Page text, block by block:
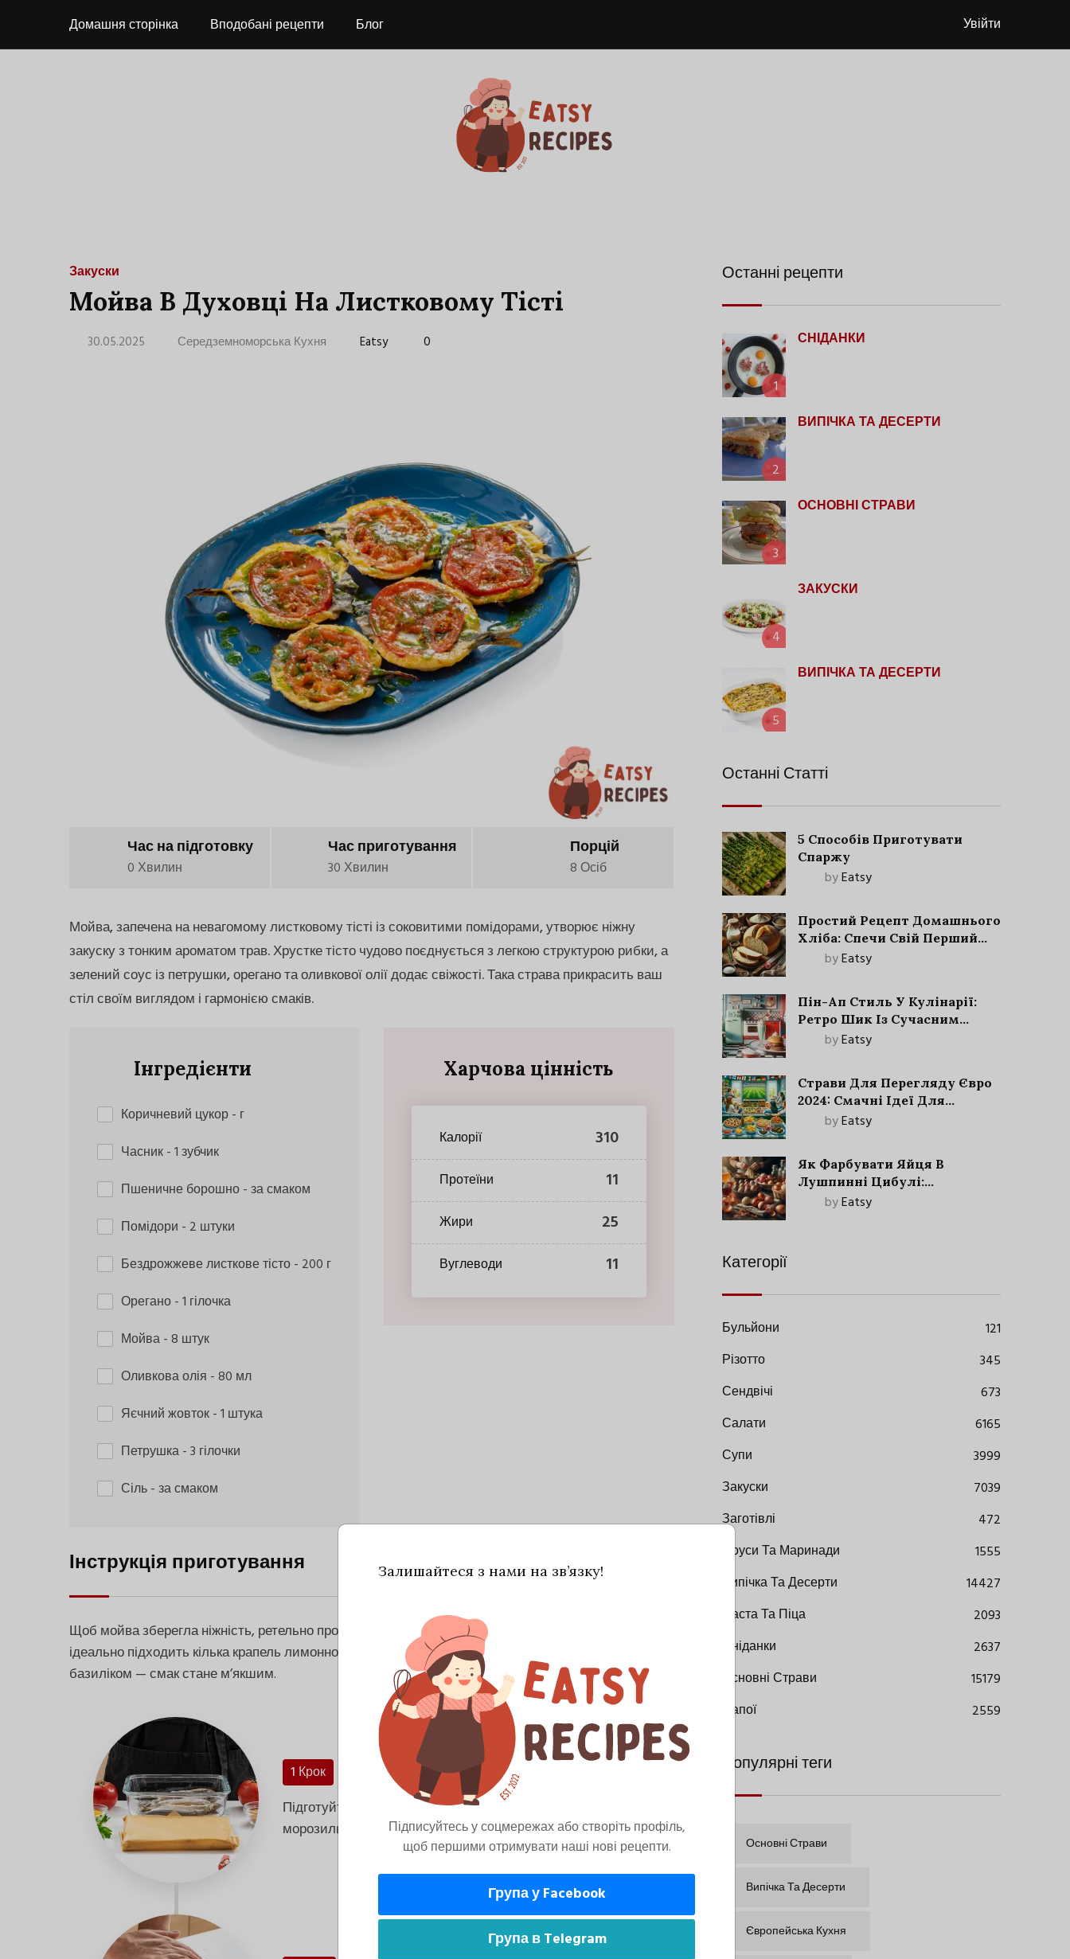
Домашня сторінка Вподобані рецепти Блог Увійти
Закуски
Мойва В Духовці На Листковому Тісті
30.05.2025 Середземноморська Кухня Eatsy 0
Час на підготовку
0 Хвилин
Час приготування
30 Хвилин
Порцій
8 Осіб
Мойва, запечена на невагомому листковому тісті із соковитими помідорами, утворює ніжну
закуску з тонким ароматом трав. Хрустке тісто чудово поєднується з легкою структурою рибки, а
зелений соус із петрушки, орегано та оливкової олії додає свіжості. Така страва прикрасить ваш
стіл своїм виглядом і гармонією смаків.
Інгредієнти
Коричневий цукор- г
Часник- 1 зубчик
Пшеничне борошно- за смаком
Помідори - 2 штуки
Бездрожжеве листкове тісто- 200 г
Орегано- 1 гілочка
Мойва- 8 штук
Оливкова олія - 80 мл
Яєчний жовток- 1 штука
Петрушка- 3 гілочки
Сіль- за смаком
Харчова цінність
Калорії 310
Протеїни 11
Жири 25
Вуглеводи 11
Інструкція приготування
Щоб мойва зберегла ніжність, ретельно просушіть рибу перед випіканням. Для зеленого соусу
ідеально підходить кілька крапель лимонного соку. Якщо немає орегано, спробуйте замінити його
базиліком — смак стане м’якшим.
1 Крок
Підготуйте всі інгредієнти. Дістаньте листкове тісто з
морозильної камери.
Останні рецепти
1
СНІДАНКИ
2
ВИПІЧКА ТА ДЕСЕРТИ
3
ОСНОВНІ СТРАВИ
4
ЗАКУСКИ
5
ВИПІЧКА ТА ДЕСЕРТИ
Останні Статті
5 Способів Приготувати
Спаржу
byEatsy
Простий Рецепт Домашнього
Хліба: Спечи Свій Перший
Запашний Хліб!
byEatsy
Пін-Ап Стиль У Кулінарії:
Ретро Шик Із Сучасним
Акцентом
byEatsy
Страви Для Перегляду Євро
2024: Смачні Ідеї Для
Футбольного Свята
byEatsy
Як Фарбувати Яйця В
Лушпинні Цибулі:
Старовинний Метод З
byEatsy
Категорії
Бульйони
121
Різотто
345
Сендвічі
673
Салати
6165
Супи
3999
Закуски
7039
Заготівлі
472
Соуси Та Маринади
1555
Випічка Та Десерти
14427
Паста Та Піца
2093
Сніданки
2637
Основні Страви
15179
Напої
2559
Популярні теги
Основні Страви
Випічка Та Десерти
Європейська Кухня
Залишайтеся з нами на зв’язку!
Підписуйтесь у соцмережах або створіть профіль,
щоб першими отримувати наші нові рецепти.
Група у Facebook
Група в Telegram